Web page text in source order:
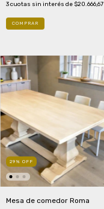
3cuotas sin interés de $20.666,67
29 % OFF
Mesa de comedor Roma